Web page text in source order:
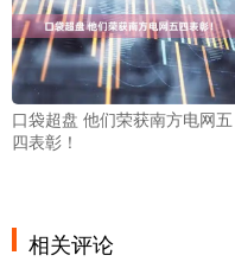
口袋超盘 他们荣获南方电网五
四表彰！
相关评论